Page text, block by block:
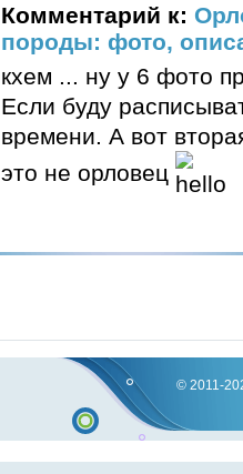
Комментарий к:
породы: фото,
кхем ... ну у 6 фото
Если буду
времени. А вот
это не орловец
© 2011-